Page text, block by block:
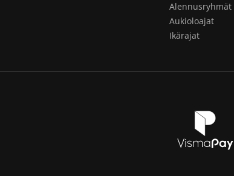
Alennusryhmät
Aukioloajat
Ikärajat